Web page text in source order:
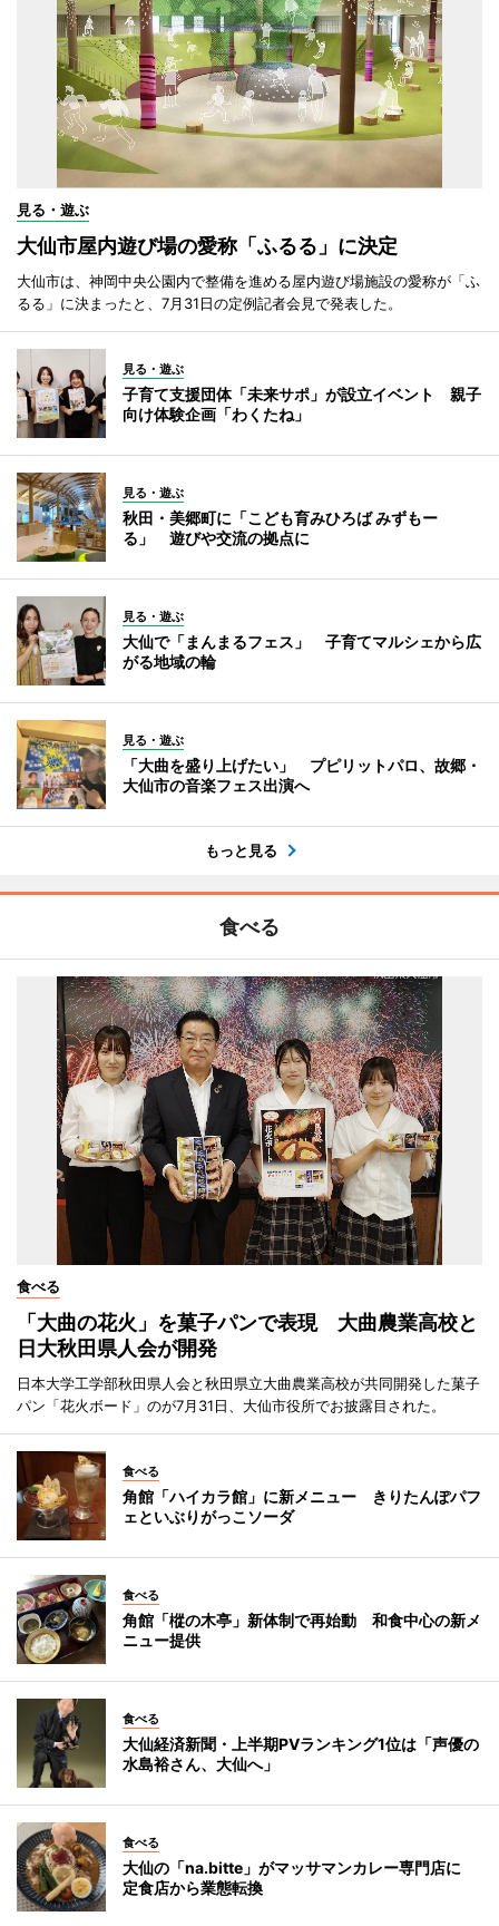
見る・遊ぶ
大仙市屋内遊び場の愛称「ふるる」に決定
大仙市は、神岡中央公園内で整備を進める屋内遊び場施設の愛称が「ふ
るる」に決まったと、7月31日の定例記者会見で発表した。
見る・遊ぶ
子育て支援団体「未来サポ」が設立イベント 親子
向け体験企画「わくたね」
見る・遊ぶ
秋田・美郷町に「こども育みひろば みずもー
る」 遊びや交流の拠点に
見る・遊ぶ
大仙で「まんまるフェス」 子育てマルシェから広
がる地域の輪
見る・遊ぶ
「大曲を盛り上げたい」 プピリットパロ、故郷・
大仙市の音楽フェス出演へ
もっと見る
食べる
食べる
「大曲の花火」を菓子パンで表現 大曲農業高校と
日大秋田県人会が開発
日本大学工学部秋田県人会と秋田県立大曲農業高校が共同開発した菓子
パン「花火ボード」のが7月31日、大仙市役所でお披露目された。
食べる
角館「ハイカラ館」に新メニュー きりたんぽパフ
ェといぶりがっこソーダ
食べる
角館「樅の木亭」新体制で再始動 和食中心の新メ
ニュー提供
食べる
大仙経済新聞・上半期PVランキング1位は「声優の
水島裕さん、大仙へ」
食べる
大仙の「na.bitte」がマッサマンカレー専門店に
定食店から業態転換